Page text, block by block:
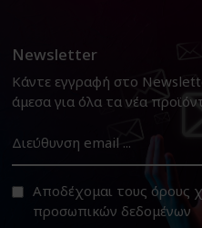
Newsletter
Κάντε εγγραφή στο
άμεσα για όλα τα νέα
Αποδέχομαι τους όρους
προσωπικών δεδομένων